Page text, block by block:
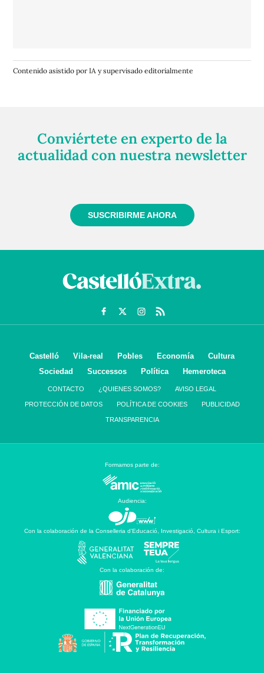
Contenido asistido por IA y supervisado editorialmente
Conviértete en experto de la
actualidad con nuestra newsletter
SUSCRIBIRME AHORA
Castelló Vila-real Pobles Economía
Cultura
Sociedad
Successos Política Hemeroteca
CONTACTO ¿QUIENES SOMOS? AVISO LEGAL
PROTECCIÓN DE DATOS POLÍTICA DE COOKIES PUBLICIDAD
TRANSPARENCIA
Formamos parte de:
Audiencia:
Con la colaboración de la Conselleria d’Educació, Investigació, Cultura i Esport:
Con la colaboración de: